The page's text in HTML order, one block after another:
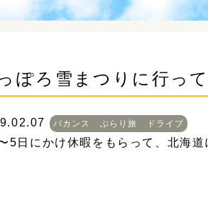
ぽろ雪まつりに行
バカンス ぶらり旅 ドライブ
5日にかけ休暇をもらって、